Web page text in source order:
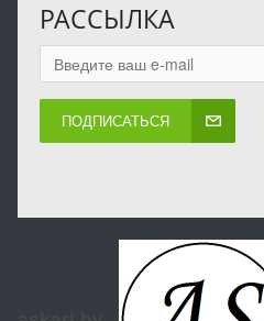
РАССЫЛКА
ПОДПИСАТЬСЯ